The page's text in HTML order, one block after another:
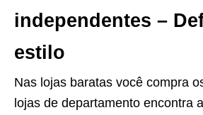
independentes –
estilo
Nas lojas baratas você compra
lojas de departamento encontra